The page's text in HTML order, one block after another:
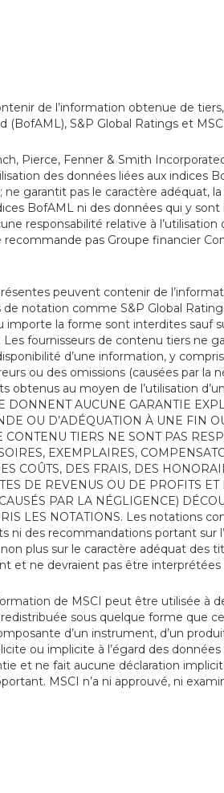
de l’information obtenue de
(BofAML), S&P Global Ratings et
Pierce, Fenner & Smith
des données liées aux indices
ne garantit pas le caractère adéquat,
BofAML ni des données qui y
responsabilité relative à
recommande pas Groupe financier
peuvent contenir de
de notation comme S&P Global
importe la forme sont interdites sauf
fournisseurs de contenu tiers ne
d’une information, y
ou des omissions (causées par
obtenus au moyen de l’utilisation
DONNENT AUCUNE GARANTIE
OU D’ADÉQUATION À UNE FIN
CONTENU TIERS NE SONT PAS
EXEMPLAIRES,
COÛTS, DES FRAIS, DES
DE REVENUS OU DE PROFITS ET
PAR LA NÉGLIGENCE)
LES NOTATIONS. Les notations
ni des recommandations portant sur
plus sur le caractère adéquat des
et ne devraient pas être
de MSCI peut être utilisée à
sous quelque forme que
d’un instrument, d’un
ou implicite à l’égard des
et ne fait aucune déclaration
MSCI n’a ni approuvé, ni